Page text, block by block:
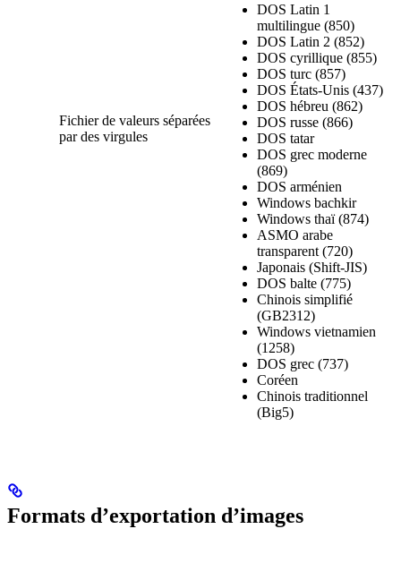
DOS Latin 1
multilingue (850)
DOS Latin 2 (852)
DOS cyrillique (855)
DOS turc (857)
DOS États-Unis (437)
DOS hébreu (862)
DOS russe (866)
DOS tatar
DOS grec moderne
(869)
DOS arménien
Windows bachkir
Windows thaï (874)
ASMO arabe
transparent (720)
Japonais (Shift-JIS)
DOS balte (775)
Chinois simplifié
(GB2312)
Windows vietnamien
(1258)
DOS grec (737)
Coréen
Chinois traditionnel
(Big5)
Fichier de valeurs séparées
par des virgules
Formats d’exportation d’images